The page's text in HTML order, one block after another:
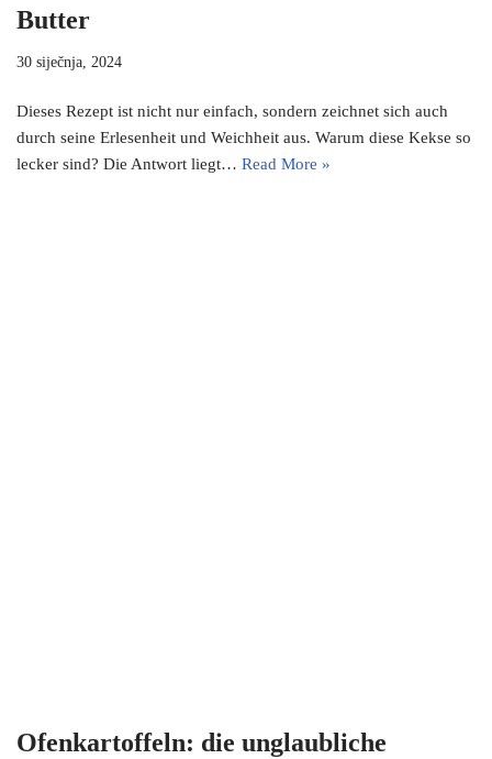
Butter
30 siječnja, 2024
Dieses Rezept ist nicht nur einfach, sondern zeichnet sich auch
durch seine Erlesenheit und Weichheit aus. Warum diese Kekse so
lecker sind? Die Antwort liegt… Read More »
Ofenkartoffeln: die unglaubliche